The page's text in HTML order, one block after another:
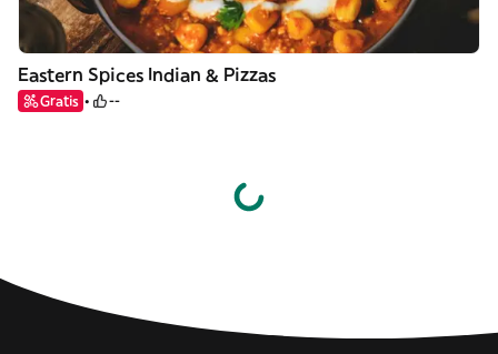
Eastern Spices Indian & Pizzas
Gratis --